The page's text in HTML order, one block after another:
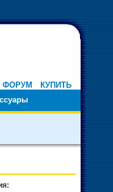
ФОРУМ
КУПИТЬ